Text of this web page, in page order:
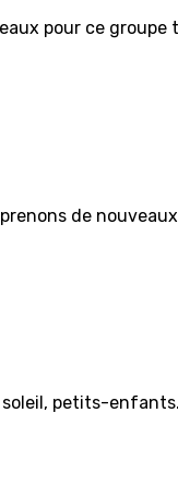
pour ce
de
petits-